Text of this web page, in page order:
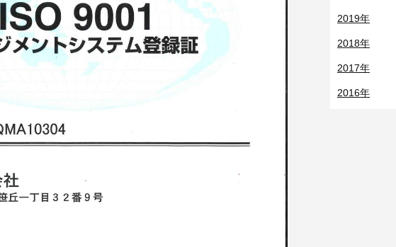
2019年
2018年
2017年
2016年